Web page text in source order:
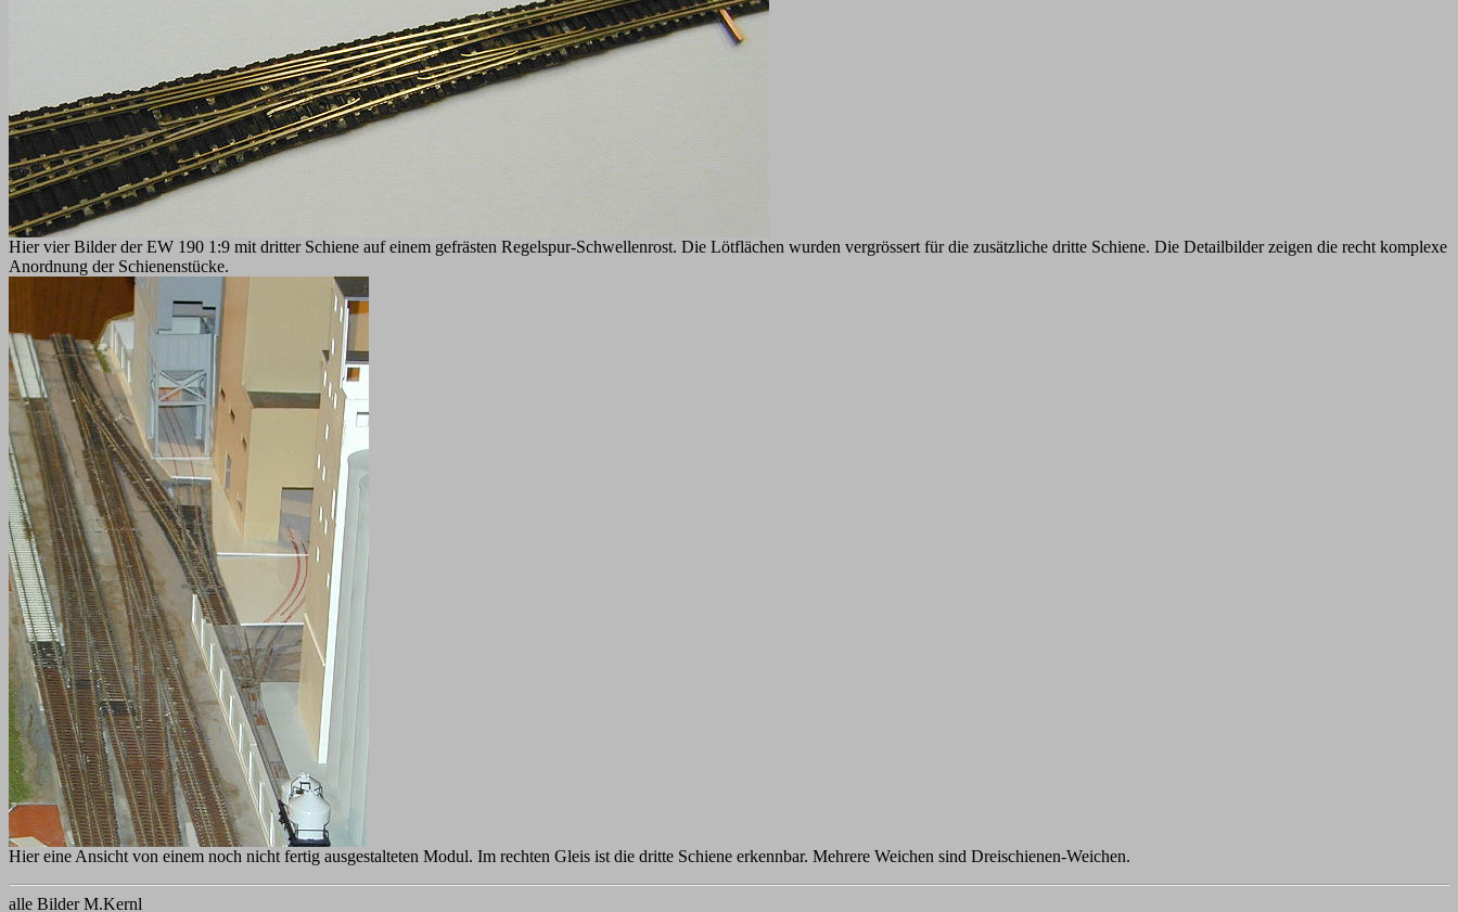
Hier vier Bilder der EW 190 1:9 mit dritter Schiene auf einem gefrästen Regelspur-Schwellenrost. Die Lötflächen wurden vergrössert für die zusätzliche dritte Schiene. Die Detailbilder zeigen die recht komplexe
Anordnung der Schienenstücke.
Hier eine Ansicht von einem noch nicht fertig ausgestalteten Modul. Im rechten Gleis ist die dritte Schiene erkennbar. Mehrere Weichen sind Dreischienen-Weichen.
alle Bilder M.Kernl